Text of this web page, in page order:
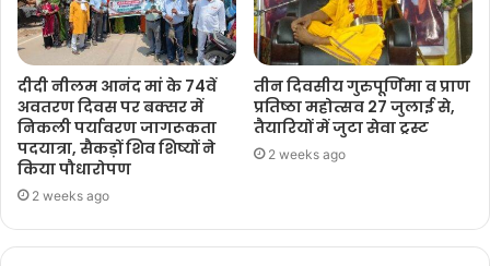
दीदी नीलम आनंद मां के 74वें
अवतरण दिवस पर बक्सर में
निकली पर्यावरण जागरूकता
पदयात्रा, सैकड़ों शिव शिष्यों ने
किया पौधारोपण
2 weeks ago
तीन दिवसीय गुरुपूर्णिमा व प्राण
प्रतिष्ठा महोत्सव 27 जुलाई से,
तैयारियों में जुटा सेवा ट्रस्ट
2 weeks ago